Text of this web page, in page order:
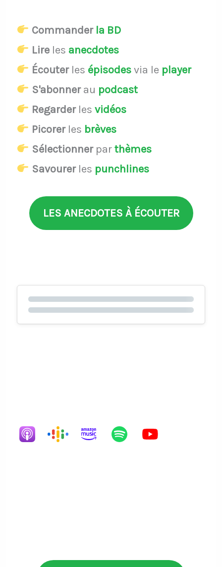
Commander la BD
Lireles anecdotes
Écouterles épisodesvia le player
S'abonnerau podcast
Regarderles vidéos
Picorerles brèves
Sélectionnerparthèmes
Savourerles punchlines
LES ANECDOTES À ÉCOUTER